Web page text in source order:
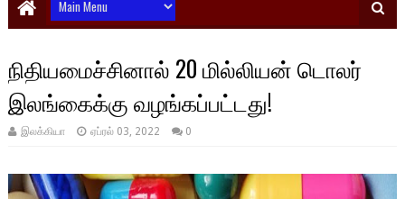
நிதியமைச்சினால் 20 மில்லியன் டொலர்
இலங்கைக்கு வழங்கப்பட்டது!
இலக்கியா ஏப்ரல் 03, 2022 0